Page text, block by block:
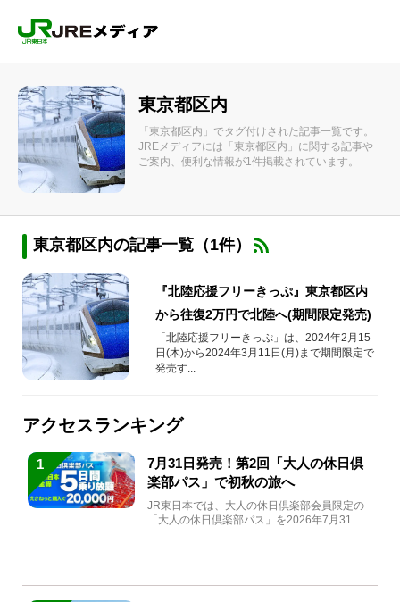
東京都区内
「東京都区内」でタグ付けされた記事一覧です。
JREメディアには「東京都区内」に関する記事や
ご案内、便利な情報が1件掲載されています。
東京都区内の記事一覧（1件）
『北陸応援フリーきっぷ』東京都区内
から往復2万円で北陸へ(期間限定発売)
「北陸応援フリーきっぷ」は、2024年2月15
日(木)から2024年3月11日(月)まで期間限定で
発売す...
アクセスランキング
1
7月31日発売！第2回「大人の休日倶
楽部パス」で初秋の旅へ
JR東日本では、大人の休日倶楽部会員限定の
「大人の休日倶楽部パス」を2026年7月31日